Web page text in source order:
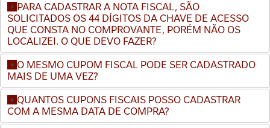
PARA CADASTRAR A NOTA FISCAL, SÃO
SOLICITADOS OS 44 DÍGITOS DA CHAVE DE ACESSO
QUE CONSTA NO COMPROVANTE, PORÉM NÃO OS
LOCALIZEI. O QUE DEVO FAZER?
O MESMO CUPOM FISCAL PODE SER CADASTRADO
MAIS DE UMA VEZ?
QUANTOS CUPONS FISCAIS POSSO CADASTRAR
COM A MESMA DATA DE COMPRA?